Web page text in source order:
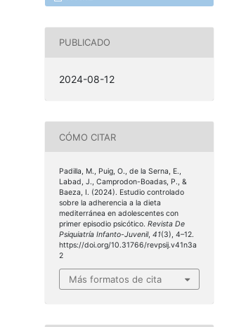
PUBLICADO
2024-08-12
CÓMO CITAR
Padilla, M., Puig, O., de la Serna, E.,
Labad, J., Camprodon-Boadas, P., &
Baeza, I. (2024). Estudio controlado
sobre la adherencia a la dieta
mediterránea en adolescentes con
primer episodio psicótico. Revista De
Psiquiatría Infanto-Juvenil, 41(3), 4–12.
https://doi.org/10.31766/revpsij.v41n3a
2
Más formatos de cita